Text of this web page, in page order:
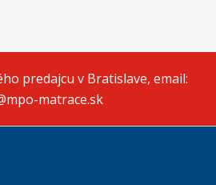
predajcu v Bratislave, email:
matrace.sk